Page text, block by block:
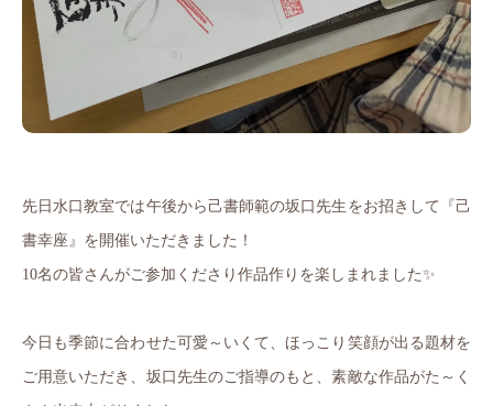
先日水口教室では午後から己書師範の坂口先生をお招きして『己
書幸座』を開催いただきました！
10名の皆さんがご参加くださり作品作りを楽しまれました✨
今日も季節に合わせた可愛～いくて、ほっこり笑顔が出る題材を
ご用意いただき、坂口先生のご指導のもと、素敵な作品がた～く